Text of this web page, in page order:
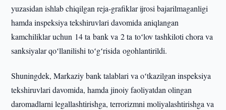
yuzasidan ishlab chiqilgan reja-grafiklar ijrosi bajarilmaganligi
hamda inspeksiya tekshiruvlari davomida aniqlangan
kamchiliklar uchun 14 ta bank va 2 ta toʻlov tashkiloti chora va
sanksiyalar qoʻllanilishi toʻgʻrisida ogohlantirildi.
Shuningdek, Markaziy bank talablari va oʻtkazilgan inspeksiya
tekshiruvlari davomida, hamda jinoiy faoliyatdan olingan
daromadlarni legallashtirishga, terrorizmni moliyalashtirishga va